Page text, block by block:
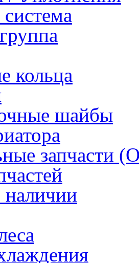
кольца
шайбы
запчасти
наличии